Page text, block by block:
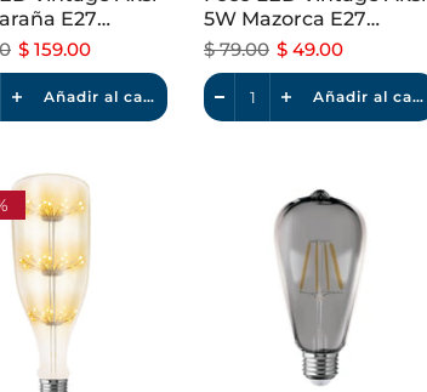
E27
Luz Cálida
$ 159.00
Añadir al carrito
5W Mazorca E27
Dimeable Luz Cálida
$ 79.00 $ 49.00
Añadir al carrito